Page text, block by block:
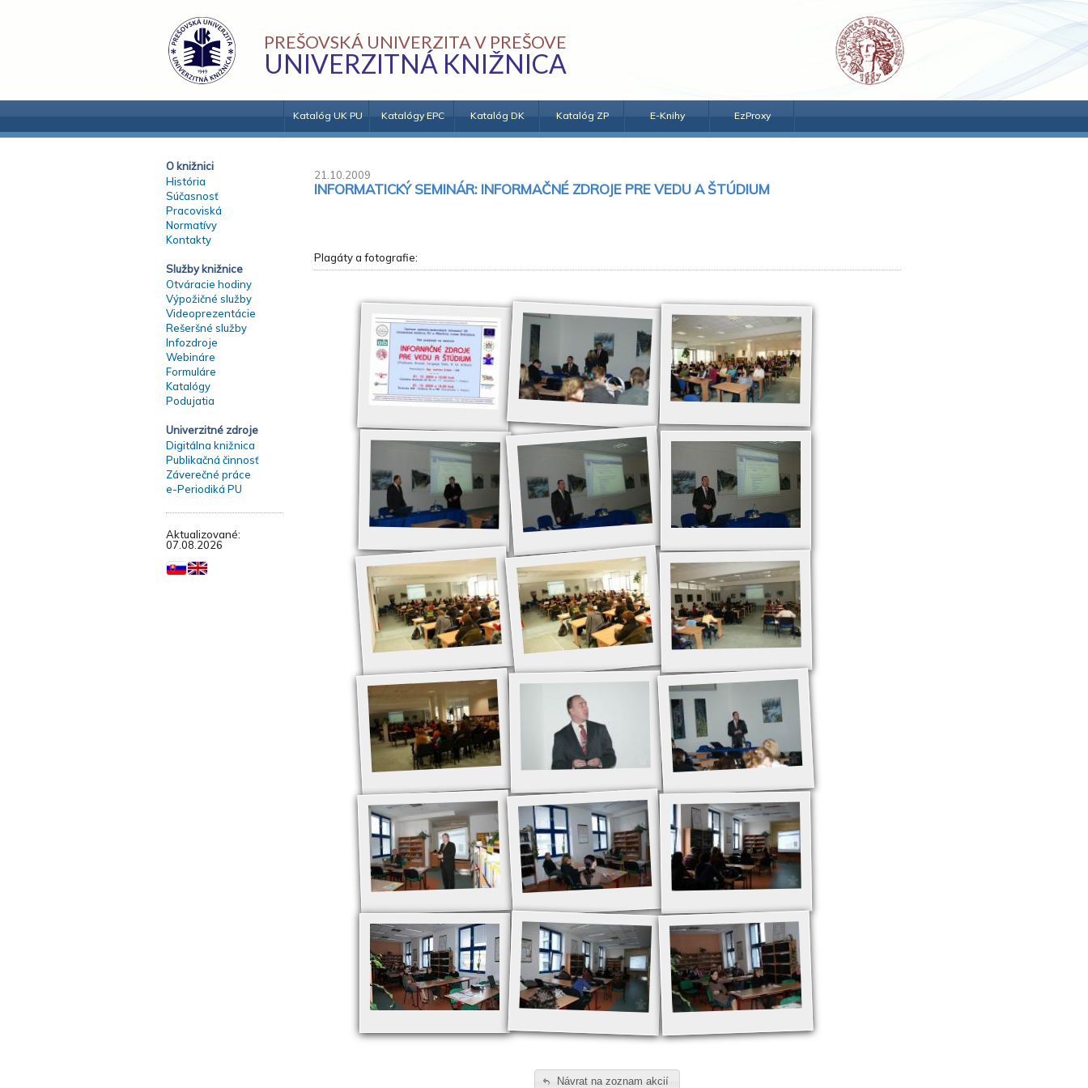
PREŠOVSKÁ UNIVERZITA V PREŠOVE
UNIVERZITNÁ KNIŽNICA
Katalóg UK PU Katalógy EPC Katalóg DK Katalóg ZP E-Knihy EzProxy
O knižnici
História
Súčasnosť
Pracoviská
Normatívy
Kontakty
Služby knižnice
Otváracie hodiny
Výpožičné služby
Videoprezentácie
Rešeršné služby
Infozdroje
Webináre
Formuláre
Katalógy
Podujatia
Univerzitné zdroje
Digitálna knižnica
Publikačná činnosť
Záverečné práce
e-Periodiká PU
Aktualizované:
07.08.2026
21.10.2009
INFORMATICKÝ SEMINÁR: INFORMAČNÉ ZDROJE PRE VEDU A ŠTÚDIUM
Plagáty a fotografie:
Návrat na zoznam akcií